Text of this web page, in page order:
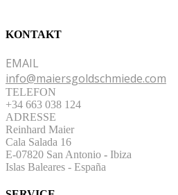
KONTAKT
EMAIL
info@maiersgoldschmiede.com
TELEFON
+34 663 038 124
ADRESSE
Reinhard Maier
Cala Salada 16
E-07820 San Antonio - Ibiza
Islas Baleares - España